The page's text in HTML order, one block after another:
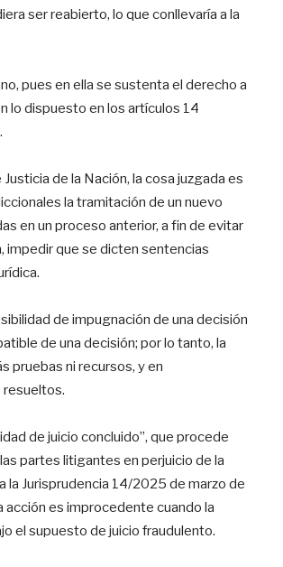
ser reabierto, lo que conllevaría a la
pues en ella se sustenta el derecho a
lo dispuesto en los artículos 14
de la Nación, la cosa juzgada es
la tramitación de un nuevo
en un proceso anterior, a fin de evitar
impedir que se dicten sentencias
de impugnación de una decisión
de una decisión; por lo tanto, la
pruebas ni recursos, y en
resueltos.
de juicio concluido”, que procede
partes litigantes en perjuicio de la
la Jurisprudencia 14/2025 de marzo de
es improcedente cuando la
el supuesto de juicio fraudulento.